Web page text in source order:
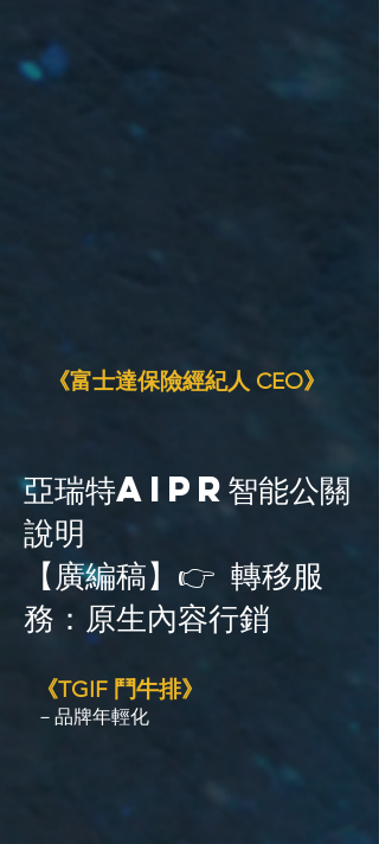
《富士達保險經紀人 CEO》
亞瑞特AiPR智能公關
說明
【廣編稿】👉 轉移服
務：原生內容行銷
《TGIF 鬥牛排》
－品牌年輕化